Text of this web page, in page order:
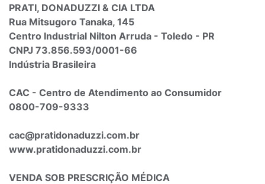
PRATI, DONADUZZI & CIA LTDA
Rua Mitsugoro Tanaka, 145
Centro Industrial Nilton Arruda - Toledo - PR
CNPJ 73.856.593/0001-66
Indústria Brasileira
CAC - Centro de Atendimento ao Consumidor
0800-709-9333
cac@pratidonaduzzi.com.br
www.pratidonaduzzi.com.br
VENDA SOB PRESCRIÇÃO MÉDICA